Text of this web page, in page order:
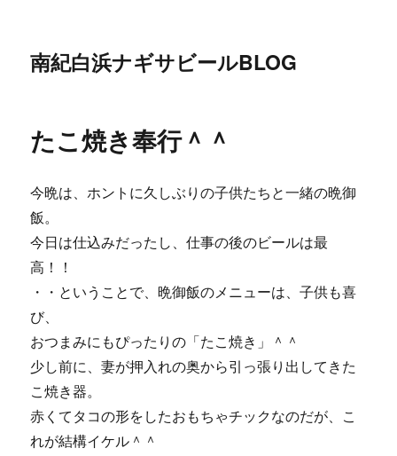
南紀白浜ナギサビールBLOG
たこ焼き奉行＾＾
今晩は、ホントに久しぶりの子供たちと一緒の晩御
飯。
今日は仕込みだったし、仕事の後のビールは最
高！！
・・ということで、晩御飯のメニューは、子供も喜
び、
おつまみにもぴったりの「たこ焼き」＾＾
少し前に、妻が押入れの奥から引っ張り出してきた
こ焼き器。
赤くてタコの形をしたおもちゃチックなのだが、こ
れが結構イケル＾＾